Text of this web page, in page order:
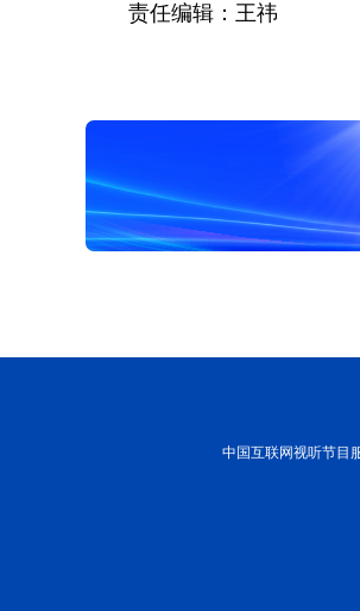
责任编辑：王祎
中国互联网视听节目